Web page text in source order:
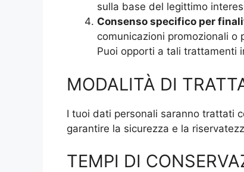
sulla base del legittimo
Consenso specifico per
comunicazioni promozionali
Puoi opporti a tali trattamenti
MODALITÀ DI
I tuoi dati personali saranno trattati
garantire la sicurezza e la
TEMPI DI